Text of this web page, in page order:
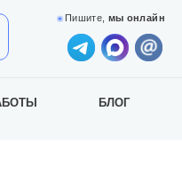
Пишите, мы онлайн
БЛОГ